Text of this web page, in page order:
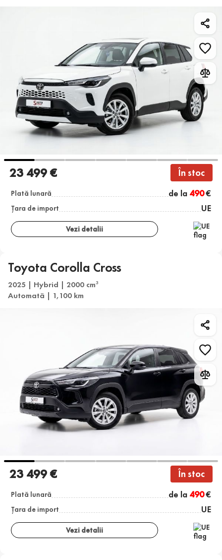
23 499 € În stoc
Plată lunară de la 490€
Țara de import UE
Vezi detalii
Toyota Corolla Cross
2025 | Hybrid | 2000 cm3
Automată | 1,100 km
23 499 € În stoc
Plată lunară de la 490€
Țara de import UE
Vezi detalii